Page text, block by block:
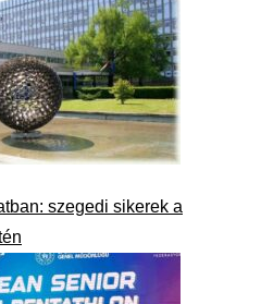
szegedi sikerek a